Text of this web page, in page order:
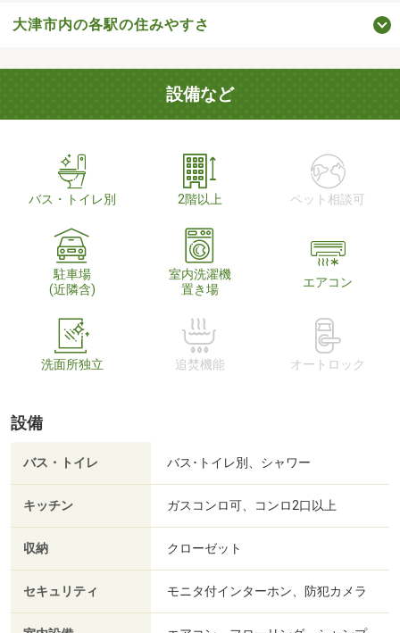
大津市内の各駅の住みやすさ
設備など
バス・トイレ別 2階以上 ペット相談可
駐車場
(近隣含)
室内洗濯機
置き場
エアコン
洗面所独立 追焚機能 オートロック
設備
バス・トイレ バス･トイレ別、シャワー
キッチン ガスコンロ可、コンロ2口以上
収納 クローゼット
セキュリティ モニタ付インターホン、防犯カメラ